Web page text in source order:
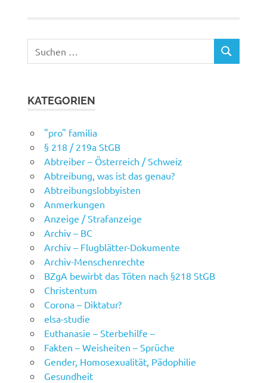
nach:
SUCHEN
KATEGORIEN
"pro" familia
§ 218 / 219a StGB
Abtreiber – Österreich / Schweiz
Abtreibung, was ist das genau?
Abtreibungslobbyisten
Anmerkungen
Anzeige / Strafanzeige
Archiv – BC
Archiv – Flugblätter-Dokumente
Archiv-Menschenrechte
BZgA bewirbt das Töten nach §218 StGB
Christentum
Corona – Diktatur?
elsa-studie
Euthanasie – Sterbehilfe –
Fakten – Weisheiten – Sprüche
Gender, Homosexualität, Pädophilie
Gesundheit